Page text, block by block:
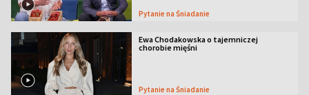
Pytanie na Śniadanie
Ewa Chodakowska o tajemniczej
chorobie mięśni
Pytanie na Śniadanie